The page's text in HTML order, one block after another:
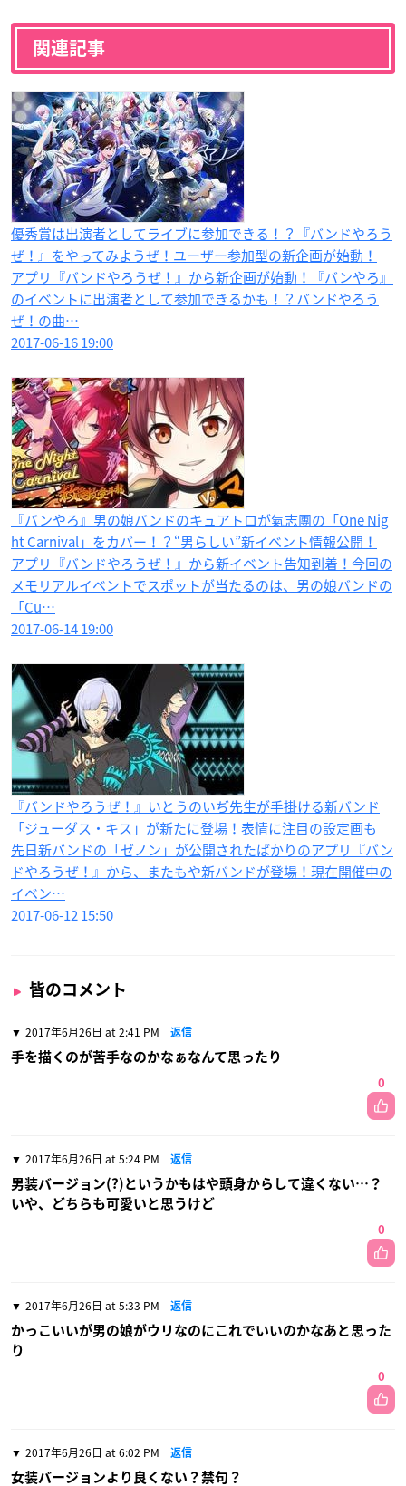
関連記事
優秀賞は出演者としてライブに参加できる！？『バンドやろう
ぜ！』をやってみようぜ！ユーザー参加型の新企画が始動！
アプリ『バンドやろうぜ！』から新企画が始動！『バンやろ』
のイベントに出演者として参加できるかも！？バンドやろう
ぜ！の曲…
2017-06-16 19:00
『バンやろ』男の娘バンドのキュアトロが氣志團の「One Nig
ht Carnival」をカバー！？“男らしい”新イベント情報公開！
アプリ『バンドやろうぜ！』から新イベント告知到着！今回の
メモリアルイベントでスポットが当たるのは、男の娘バンドの
「Cu…
2017-06-14 19:00
『バンドやろうぜ！』いとうのいぢ先生が手掛ける新バンド
「ジューダス・キス」が新たに登場！表情に注目の設定画も
先日新バンドの「ゼノン」が公開されたばかりのアプリ『バン
ドやろうぜ！』から、またもや新バンドが登場！現在開催中の
イベン…
2017-06-12 15:50
皆のコメント
2017年6月26日 at 2:41 PM 返信
手を描くのが苦手なのかなぁなんて思ったり
0
2017年6月26日 at 5:24 PM 返信
男装バージョン(?)というかもはや頭身からして違くない…？
いや、どちらも可愛いと思うけど
0
2017年6月26日 at 5:33 PM 返信
かっこいいが男の娘がウリなのにこれでいいのかなあと思った
り
0
2017年6月26日 at 6:02 PM 返信
女装バージョンより良くない？禁句？